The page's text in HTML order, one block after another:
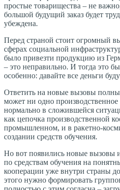
простые товарищества – не
большой будущий заказ будет
убеждена.
Перед страной стоит огромный
сферах социальной
было привезти продукцию из
– это неправильно. И тогда это
особенно: давайте все деньги
Ответить на новые вызовы
может ни одно
нормально в сложившейся
как цепочка производственной
промышленном, и в ракетно-
создании средств обучения.
Но вот появились новые вызовы
по средствам обучения на
кооперации уже внутри страны
этого нужно формировать